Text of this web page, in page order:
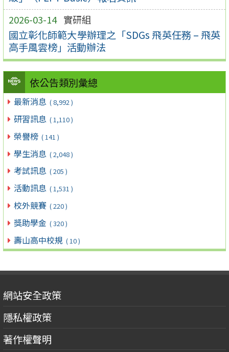
2026-03-14 實研組
國立彰化師範大學辦理之「SDGs 飛英任務 – 飛英
高手風雲榜」活動辦法
依公告類別彙總
最新消息 ( 8,992 )
研習訊息 ( 1,110 )
榮譽榜 ( 141 )
學生消息 ( 2,048 )
考試訊息 ( 205 )
活動訊息 ( 1,531 )
校外競賽 ( 220 )
獎助學金 ( 320 )
壽山高中校規 ( 10 )
網站安全政策
隱私權政策
著作權聲明